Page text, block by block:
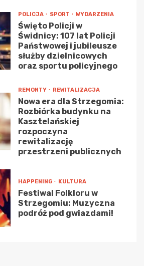
POLICJA SPORT WYDARZENIA
Święto Policji w
Świdnicy: 107 lat Policji
Państwowej i jubileusze
służby dzielnicowych
oraz sportu policyjnego
REMONTY REWITALIZACJA
Nowa era dla Strzegomia:
Rozbiórka budynku na
Kasztelańskiej
rozpoczyna
rewitalizację
przestrzeni publicznych
HAPPENING KULTURA
Festiwal Folkloru w
Strzegomiu: Muzyczna
podróż pod gwiazdami!